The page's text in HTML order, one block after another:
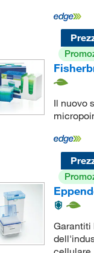
Il nuovo
Garantiti